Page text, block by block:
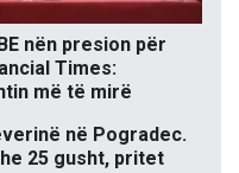
nën presion për
Times:
më të mirë
në Pogradec.
25 gusht, pritet